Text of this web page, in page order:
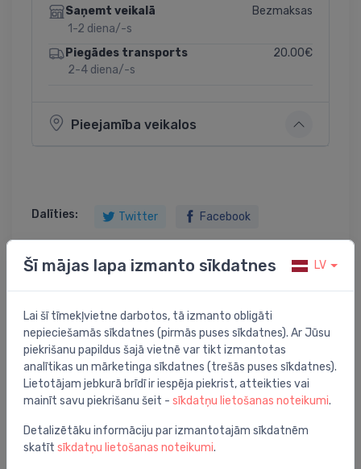
Saņemt veikalā
1-2 diena/-s
Bezmaksas
Piegādes transports
2-4 diena/-s
20.00€
Pieejamība veikalos
Dalīties: Twitter Facebook
SPE-2 565x575-665/110-170 6 loku iebūv. kolektora
skapis
Jums varētu arī interesēt
Šī mājas lapa izmanto sīkdatnes LV
Lai šī tīmekļvietne darbotos, tā izmanto obligāti
nepieciešamās sīkdatnes (pirmās puses sīkdatnes). Ar Jūsu
piekrišanu papildus šajā vietnē var tikt izmantotas
analītikas un mārketinga sīkdatnes (trešās puses sīkdatnes).
Lietotājam jebkurā brīdī ir iespēja piekrist, atteikties vai
mainīt savu piekrišanu šeit - sīkdatņu lietošanas noteikumi.
Detalizētāku informāciju par izmantotajām sīkdatnēm
skatīt sīkdatņu lietošanas noteikumi.